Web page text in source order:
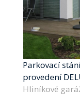
Parkovací
provedení
Hliníkové